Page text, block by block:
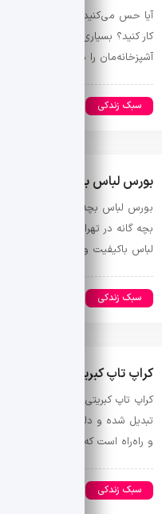
آیا حس می‌کنید فضای
کار کنید؟ بسیاری از ما بدون
آشپزخانه‌مان را دلگیر و کوچک …
سبک زندکی
بورس لباس بچه گانه در
بورس لباس بچه گانه در تهران:
بچه گانه در تهران یکی از بهترین
لباس باکیفیت و متنوع برای …
سبک زندکی
کراپ تاپ کبریتی؛ انتخابی
کراپ تاپ کبریتی این روزها به
تبدیل شده و دلیل این محبوبیت
و راه‌راه است که علاوه …
سبک زندکی